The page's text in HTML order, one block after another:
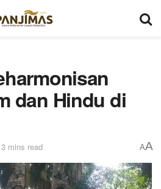
dan Hindu di
mins read AA